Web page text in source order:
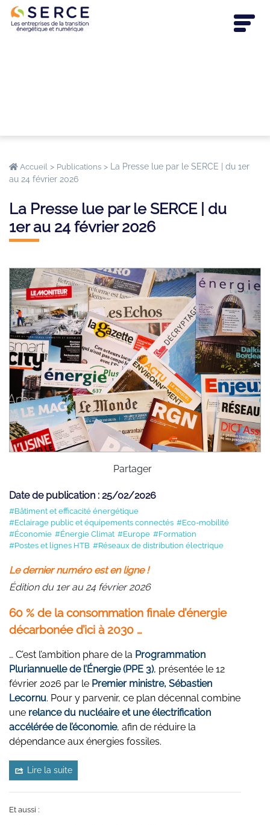
Accueil > Publications > La Presse lue par le SERCE | du 1er
au 24 février 2026
La Presse lue par le SERCE | du
1er au 24 février 2026
Partager
Date de publication : 25/02/2026
#Bâtiment et efficacité énergétique
#Eclairage public et équipements connectés #Eco-mobilité
#Économie #Énergie Climat #Europe #Formation
#Postes et lignes HTB #Réseaux de distribution électrique
Le dernier numéro est en ligne !
Édition du 1er au 24 février 2026
60 % de la consommation finale d’énergie
décarbonée d’ici à 2030 …
… C’est l’ambition phare de la Programmation
Pluriannuelle de l’Énergie (PPE 3), présentée le 12
février 2026 par le Premier ministre, Sébastien
Lecornu. Pour y parvenir, ce plan décennal combine
une relance du nucléaire et une électrification
accélérée de l’économie, afin de réduire la
dépendance aux énergies fossiles.
Lire la suite
Et aussi :